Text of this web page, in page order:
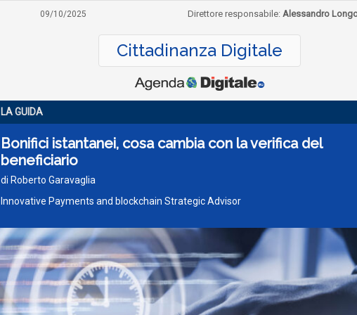
09/10/2025 Direttore responsabile: Alessandro
Cittadinanza Digitale
LA GUIDA
Bonifici istantanei, cosa cambia con la verifica del
beneficiario
di Roberto Garavaglia
Innovative Payments and blockchain Strategic Advisor